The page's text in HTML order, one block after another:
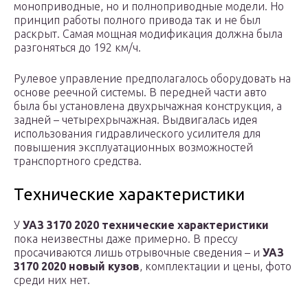
моноприводные, но и полноприводные модели. Но
принцип работы полного привода так и не был
раскрыт. Самая мощная модификация должна была
разгоняться до 192 км/ч.
Рулевое управление предполагалось оборудовать на
основе реечной системы. В передней части авто
была бы установлена двухрычажная конструкция, а
задней – четырехрычажная. Выдвигалась идея
использования гидравлического усилителя для
повышения эксплуатационных возможностей
транспортного средства.
Технические характеристики
У УАЗ 3170 2020 технические характеристики
пока неизвестны даже примерно. В прессу
просачиваются лишь отрывочные сведения – и УАЗ
3170 2020 новый кузов, комплектации и цены, фото
среди них нет.